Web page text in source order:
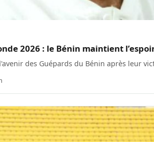
2026 : le Bénin maintient
des Guépards du Bénin après leur